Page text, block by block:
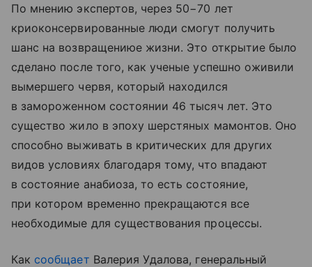
По мнению экспертов, через 50−70 лет
криоконсервированные люди смогут получить
шанс на возвращениюе жизни. Это открытие было
сделано после того, как ученые успешно оживили
вымершего червя, который находился
в замороженном состоянии 46 тысяч лет. Это
существо жило в эпоху шерстяных мамонтов. Оно
способно выживать в критических для других
видов условиях благодаря тому, что впадают
в состояние анабиоза, то есть состояние,
при котором временно прекращаются все
необходимые для существования процессы.
Как сообщает Валерия Удалова, генеральный